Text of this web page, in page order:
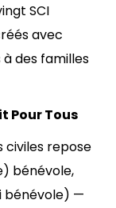
SCI
avec
des familles
Pour Tous
civiles repose
bénévole,
bénévole) —